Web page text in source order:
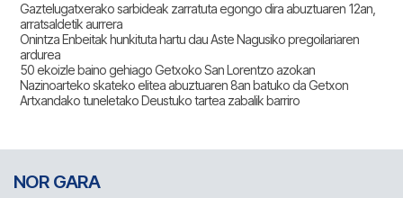
Gaztelugatxerako sarbideak zarratuta egongo dira abuztuaren 12an,
arratsaldetik aurrera
Onintza Enbeitak hunkituta hartu dau Aste Nagusiko pregoilariaren
ardurea
50 ekoizle baino gehiago Getxoko San Lorentzo azokan
Nazinoarteko skateko elitea abuztuaren 8an batuko da Getxon
Artxandako tuneletako Deustuko tartea zabalik barriro
NOR GARA